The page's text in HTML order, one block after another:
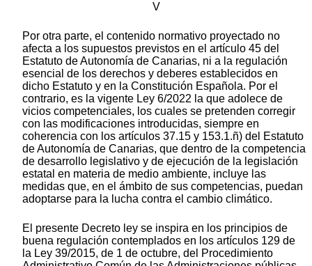
V
Por otra parte, el contenido normativo proyectado no
afecta a los supuestos previstos en el artículo 45 del
Estatuto de Autonomía de Canarias, ni a la regulación
esencial de los derechos y deberes establecidos en
dicho Estatuto y en la Constitución Española. Por el
contrario, es la vigente Ley 6/2022 la que adolece de
vicios competenciales, los cuales se pretenden corregir
con las modificaciones introducidas, siempre en
coherencia con los artículos 37.15 y 153.1.ñ) del Estatuto
de Autonomía de Canarias, que dentro de la competencia
de desarrollo legislativo y de ejecución de la legislación
estatal en materia de medio ambiente, incluye las
medidas que, en el ámbito de sus competencias, puedan
adoptarse para la lucha contra el cambio climático.
El presente Decreto ley se inspira en los principios de
buena regulación contemplados en los artículos 129 de
la Ley 39/2015, de 1 de octubre, del Procedimiento